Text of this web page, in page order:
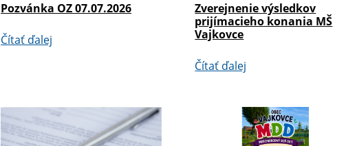
Pozvánka OZ 07.07.2026
Čítať ďalej
Zverejnenie výsledkov
prijímacieho konania MŠ
Vajkovce
Čítať ďalej